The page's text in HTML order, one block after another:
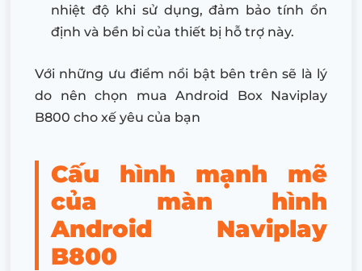
nhiệt độ khi sử dụng, đảm bảo tính ổn
định và bền bỉ của thiết bị hỗ trợ này.
Với những ưu điểm nổi bật bên trên sẽ là lý
do nên chọn mua Android Box Naviplay
B800 cho xế yêu của bạn
Cấu hình mạnh mẽ
của màn hình
Android Naviplay
B800